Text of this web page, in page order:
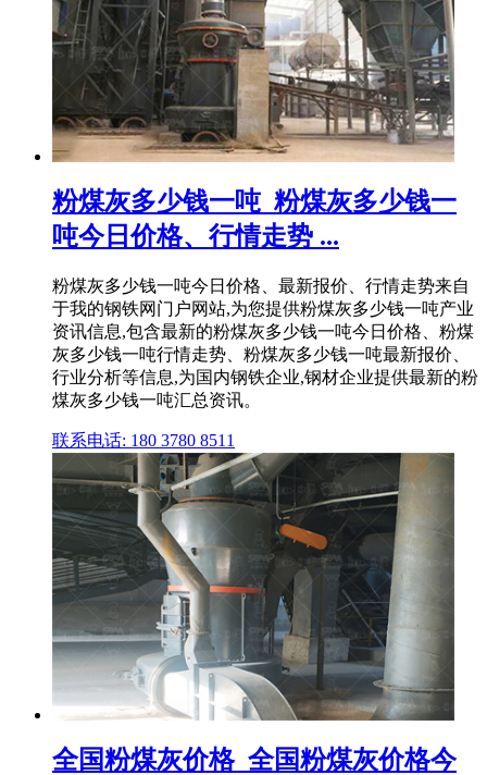
粉煤灰多少钱一吨_粉煤灰多少钱一
吨今日价格、行情走势 ...
粉煤灰多少钱一吨今日价格、最新报价、行情走势来自
于我的钢铁网门户网站,为您提供粉煤灰多少钱一吨产业
资讯信息,包含最新的粉煤灰多少钱一吨今日价格、粉煤
灰多少钱一吨行情走势、粉煤灰多少钱一吨最新报价、
行业分析等信息,为国内钢铁企业,钢材企业提供最新的粉
煤灰多少钱一吨汇总资讯。
联系电话: 180 3780 8511
全国粉煤灰价格_全国粉煤灰价格今